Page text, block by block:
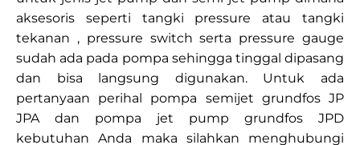
aksesoris seperti tangki pressure atau tangki
tekanan , pressure switch serta pressure gauge
sudah ada pada pompa sehingga tinggal dipasang
dan bisa langsung digunakan. Untuk ada
pertanyaan perihal pompa semijet grundfos JP
JPA dan pompa jet pump grundfos JPD
kebutuhan Anda maka silahkan menghubungi